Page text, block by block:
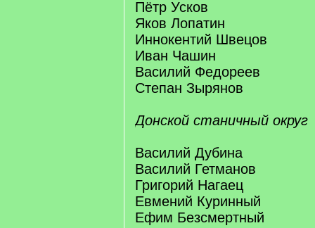
Пётр Усков
Яков Лопатин
Иннокентий Швецов
Иван Чашин
Василий Федореев
Степан Зырянов
Донской станичный округ
Василий Дубина
Василий Гетманов
Григорий Нагаец
Евмений Куринный
Ефим Безсмертный